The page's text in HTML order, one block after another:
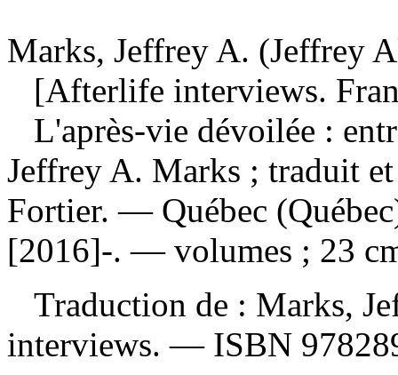
Marks, Jeffrey A. (Jeffrey
[Afterlife interviews.
L'après-vie dévoilée :
Jeffrey A. Marks ; traduit
Fortier. — Québec
[2016]-. — volumes ; 23
Traduction de : Marks,
interviews. — ISBN